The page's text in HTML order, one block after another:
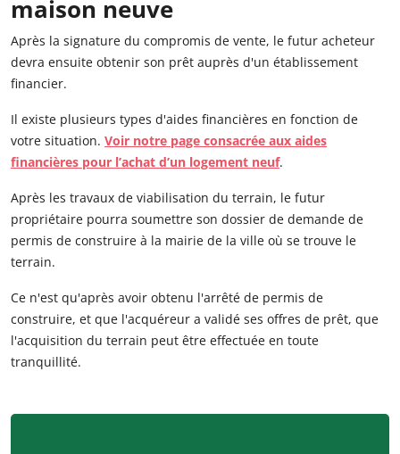
maison neuve
Après la signature du compromis de vente, le futur acheteur
devra ensuite obtenir son prêt auprès d'un établissement
financier.
Il existe plusieurs types d'aides financières en fonction de
votre situation. Voir notre page consacrée aux aides
financières pour l’achat d’un logement neuf.
Après les travaux de viabilisation du terrain, le futur
propriétaire pourra soumettre son dossier de demande de
permis de construire à la mairie de la ville où se trouve le
terrain.
Ce n'est qu'après avoir obtenu l'arrêté de permis de
construire, et que l'acquéreur a validé ses offres de prêt, que
l'acquisition du terrain peut être effectuée en toute
tranquillité.